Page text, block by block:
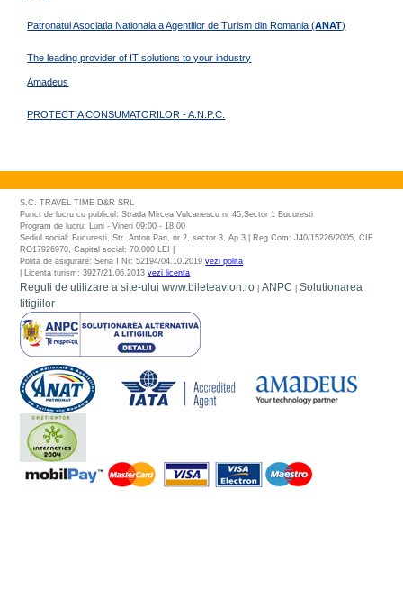
Patronatul Asociatia Nationala a Agentiilor de Turism din Romania (ANAT)
The leading provider of IT solutions to your industry
Amadeus
PROTECTIA CONSUMATORILOR - A.N.P.C.
S.C. TRAVEL TIME D&R SRL
Punct de lucru cu publicul: Strada Mircea Vulcanescu nr 45,Sector 1 Bucuresti
Program de lucru: Luni - Vineri 09:00 - 18:00
Sediul social: Bucuresti, Str. Anton Pan, nr 2, sector 3, Ap 3 | Reg Com: J40/15226/2005, CIF
RO17926970, Capital social: 70.000 LEI |
Polita de asigurare: Seria I Nr: 52194/04.10.2019vezi polita
| Licenta turism: 3927/21.06.2013vezi licenta
Reguli de utilizare a site-ului www.bileteavion.ro |ANPC |Solutionarea
litigiilor